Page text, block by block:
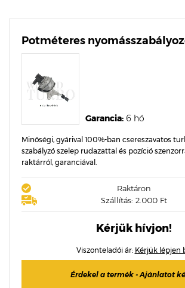
Potméteres
Garancia: 6 hó
Minőségi, gyárival 100%-ban csereszavatos
szabályzó szelep rudazattal és pozíció
raktárról, garanciával.
Raktáron
Szállítás: 2.000 Ft
Kérjük hívjon!
Viszonteladói ár: Kérjük lépjen
Érdekel a termék - Ajánlatot